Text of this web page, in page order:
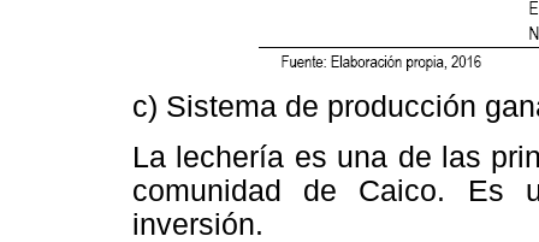
c) Sistema de producción
La lechería es una de las
comunidad de Caico. Es
inversión.